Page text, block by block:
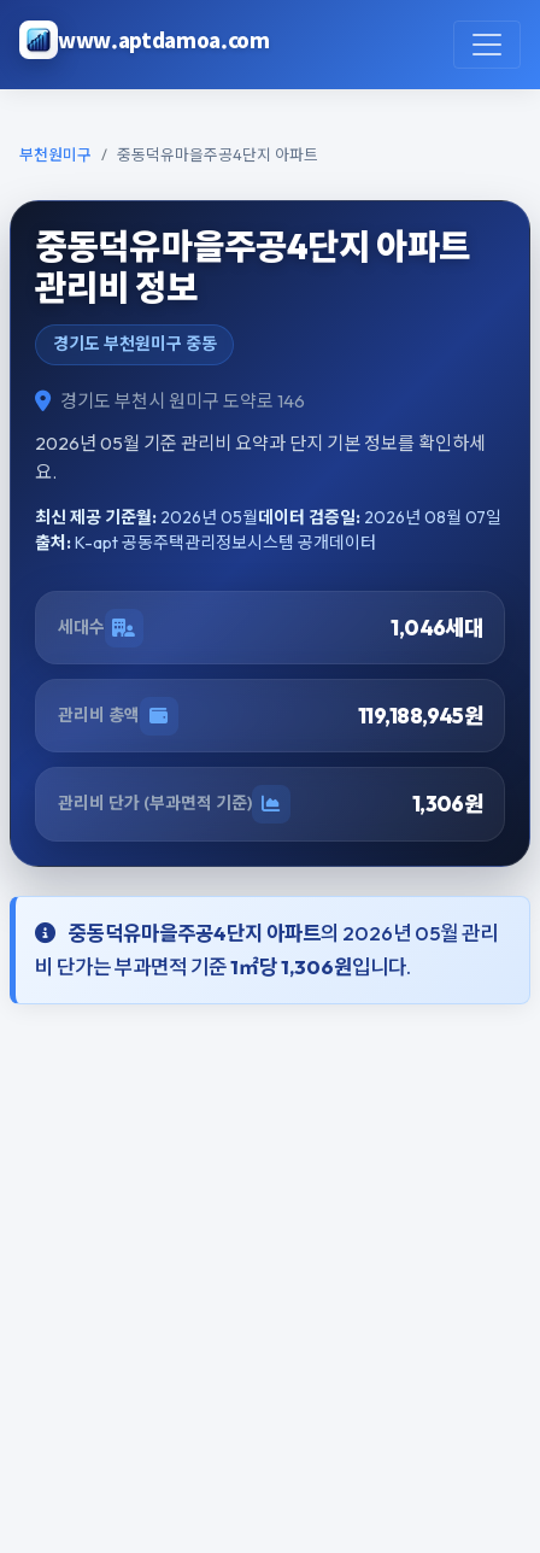
www.aptdamoa.com
부천원미구 중동덕유마을주공4단지 아파트
중동덕유마을주공4단지 아파트
관리비 정보
경기도 부천원미구 중동
경기도 부천시 원미구 도약로 146
2026년 05월 기준 관리비 요약과 단지 기본 정보를 확인하세
요.
최신 제공 기준월: 2026년 05월데이터 검증일: 2026년 08월 07일
출처:K-apt 공동주택관리정보시스템 공개데이터
세대수 1,046세대
관리비 총액 119,188,945원
관리비 단가 (부과면적 기준) 1,306원
중동덕유마을주공4단지 아파트의 2026년 05월 관리
비 단가는 부과면적 기준1㎡당 1,306원입니다.